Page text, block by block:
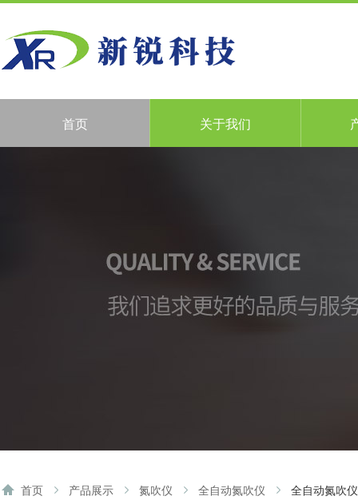
首页 关于我们
首页 产品展示 氮吹仪 全自动氮吹仪 全自动氮吹仪